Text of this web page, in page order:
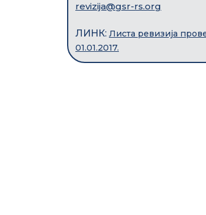
revizija@gsr-rs.org
ЛИНК: Листа ревизија
01.01.2017.